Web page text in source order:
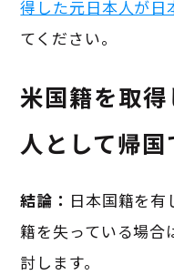
得した元日本人が日
てください。
米国籍を取
人として帰国
結論： 日本国籍を有
籍を失っている場合
討します。